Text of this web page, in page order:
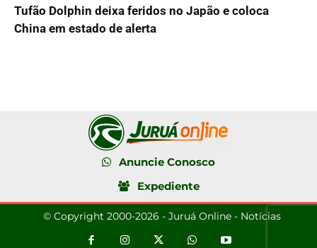
Tufão Dolphin deixa feridos no Japão e coloca
China em estado de alerta
Anuncie Conosco
Expediente
© Copyright 2000-2026 - Juruá Online - Notícias